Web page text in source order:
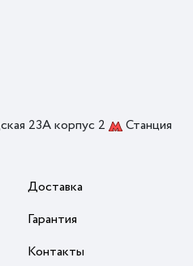
23А корпус 2
Станция
Доставка
Гарантия
Контакты